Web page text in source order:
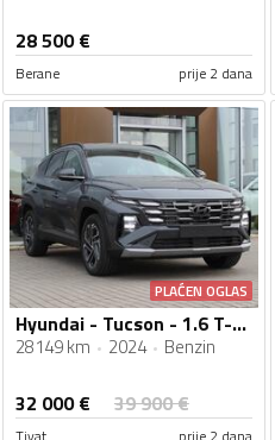
28 500€
Berane prije 2 dana
PLAĆEN OGLAS
Hyundai - Tucson - 1.6 T-GDI 4WD 7DCT Ultimate Sun
28149 km 2024 Benzin
32 000€ 39 900€